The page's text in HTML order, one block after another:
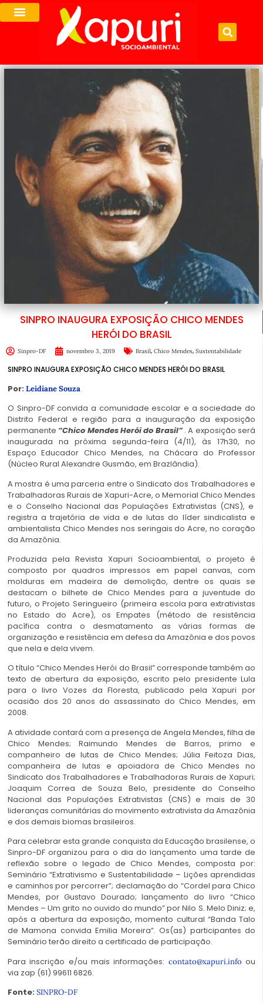
SINPRO INAUGURA EXPOSIÇÃO CHICO MENDES
HERÓI DO BRASIL
Sinpro-DF novembro 3, 2019 Brasil, Chico Mendes, Sustentabilidade
SINPRO INAUGURA EXPOSIÇÃO CHICO MENDES HERÓI DO BRASIL
Por: Leidiane Souza
O Sinpro-DF convida a comunidade escolar e a sociedade do
Distrito Federal e região para a inauguração da exposição
permanente “Chico Mendes Herói do Brasil”. A exposição será
inaugurada na próxima segunda-feira (4/11), às 17h30, no
Espaço Educador Chico Mendes, na Chácara do Professor
(Núcleo Rural Alexandre Gusmão, em Brazlândia).
A mostra é uma parceria entre o Sindicato dos Trabalhadores e
Trabalhadoras Rurais de Xapuri-Acre, o Memorial Chico Mendes
e o Conselho Nacional das Populações Extrativistas (CNS), e
registra a trajetória de vida e de lutas do líder sindicalista e
ambientalista Chico Mendes nos seringais do Acre, no coração
da Amazônia.
Produzida pela Revista Xapuri Socioambiental, o projeto é
composto por quadros impressos em papel canvas, com
molduras em madeira de demolição, dentre os quais se
destacam o bilhete de Chico Mendes para a juventude do
futuro, o Projeto Seringueiro (primeira escola para extrativistas
no Estado do Acre), os Empates (método de resistência
pacífica contra o desmatamento as várias formas de
organização e resistência em defesa da Amazônia e dos povos
que nela e dela vivem.
O título “Chico Mendes Herói do Brasil” corresponde também ao
texto de abertura da exposição, escrito pelo presidente Lula
para o livro Vozes da Floresta, publicado pela Xapuri por
ocasião dos 20 anos do assassinato do Chico Mendes, em
2008.
A atividade contará com a presença de Angela Mendes, filha de
Chico Mendes; Raimundo Mendes de Barros, primo e
companheiro de lutas de Chico Mendes; Júlia Feitoza Dias,
companheira de lutas e apoiadora de Chico Mendes no
Sindicato dos Trabalhadores e Trabalhadoras Rurais de Xapuri;
Joaquim Correa de Souza Belo, presidente do Conselho
Nacional das Populações Extrativistas (CNS) e mais de 30
lideranças comunitárias do movimento extrativista da Amazônia
e dos demais biomas brasileiros.
Para celebrar esta grande conquista da Educação brasilense, o
Sinpro-DF organizou para o dia do lançamento uma tarde de
reflexão sobre o legado de Chico Mendes, composta por:
Seminário “Extrativismo e Sustentabilidade – Lições aprendidas
e caminhos por percorrer”; declamação do “Cordel para Chico
Mendes, por Gustavo Dourado; lançamento do livro “Chico
Mendes – Um grito no ouvido do mundo” por Nilo S. Melo Diniz; e,
após a abertura da exposição, momento cultural “Banda Talo
de Mamona convida Emilia Moreira”. Os(as) participantes do
Seminário terão direito a certificado de participação.
Para inscrição e/ou mais informações: contato@xapuri.info ou
via zap (61) 99611 6826.
Fonte: SINPRO-DF